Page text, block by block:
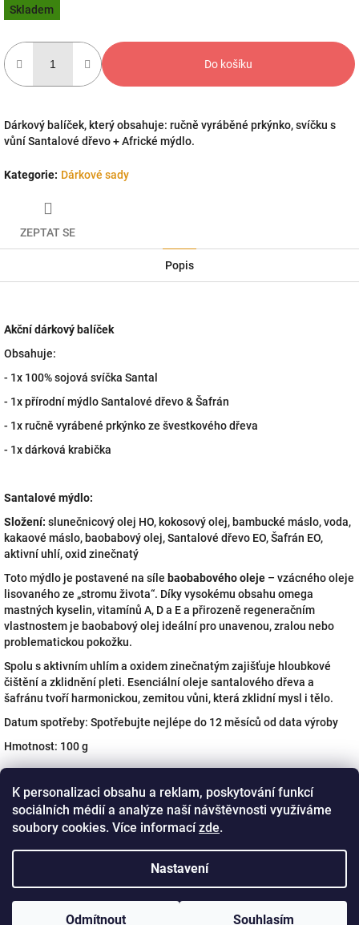
K personalizaci obsahu a reklam, poskytování funkcí
sociálních médií a analýze naší návštěvnosti využíváme
soubory cookies. Více informacízde.
Nastavení
Odmítnout Souhlasím
cena:
Skladem
Do košíku
Dárkový balíček, který obsahuje: ručně vyráběné prkýnko, svíčku s
vůní Santalové dřevo + Africké mýdlo.
Kategorie: Dárkové sady
ZEPTAT SE
Popis
Akční dárkový balíček
Obsahuje:
- 1x 100% sojová svíčka Santal
- 1x přírodní mýdlo Santalové dřevo & Šafrán
- 1x ručně vyrábené prkýnko ze švestkového dřeva
- 1x dárková krabička
Santalové mýdlo:
Složení: slunečnicový olej HO, kokosový olej, bambucké máslo, voda,
kakaové máslo, baobabový olej, Santalové dřevo EO, Šafrán EO,
aktivní uhlí, oxid zinečnatý
Toto mýdlo je postavené na síle baobabového oleje – vzácného oleje
lisovaného ze „stromu života“. Díky vysokému obsahu omega
mastných kyselin, vitamínů A, D a E a přirozeně regeneračním
vlastnostem je baobabový olej ideální pro unavenou, zralou nebo
problematickou pokožku.
Spolu s aktivním uhlím a oxidem zinečnatým zajišťuje hloubkové
čištění a zklidnění pleti. Esenciální oleje santalového dřeva a
šafránu tvoří harmonickou, zemitou vůni, která zklidní mysl i tělo.
Datum spotřeby: Spotřebujte nejlépe do 12 měsíců od data výroby
Hmotnost: 100 g
Prkýnka jsou ručně vyráběná i ručně malovaná. Vyráběna jsou ze
švestkového dřeva. Průměr prkýnka: 25-30 cm
Vytvořil Shoptet Copyright 2026 . Všechna práva vyhrazena.